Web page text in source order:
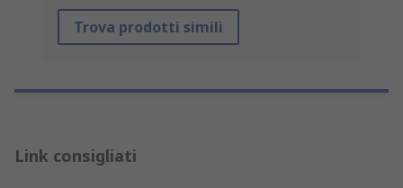
Trova prodotti simili
Link consigliati